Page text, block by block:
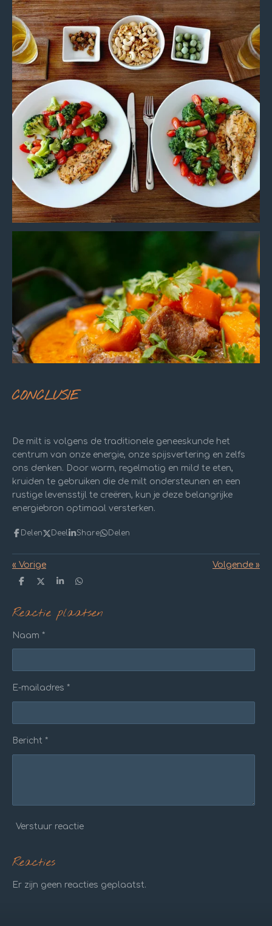
CONCLUSIE
De milt is volgens de traditionele geneeskunde het
centrum van onze energie, onze spijsvertering en zelfs
ons denken. Door warm, regelmatig en mild te eten,
kruiden te gebruiken die de milt ondersteunen en een
rustige levensstijl te creëren, kun je deze belangrijke
energiebron optimaal versterken.
Delen Deel Share Delen
« Vorige Volgende »
D
e
n
D
l
S
r
e
D
e
n
Reactie plaatsen
Naam *
E-mailadres *
Bericht *
Verstuur reactie
Reacties
Er zijn geen reacties geplaatst.